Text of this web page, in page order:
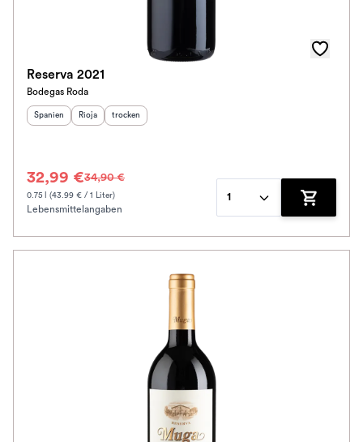
Reserva 2021
Bodegas Roda
Herkunftsland:
Spanien Herkunftsregion:
Rioja Geschmack
trocken
32,99 €34,90 €
0.75 l (43.99 € / 1 Liter)
Lebensmittelangaben
1
Zum